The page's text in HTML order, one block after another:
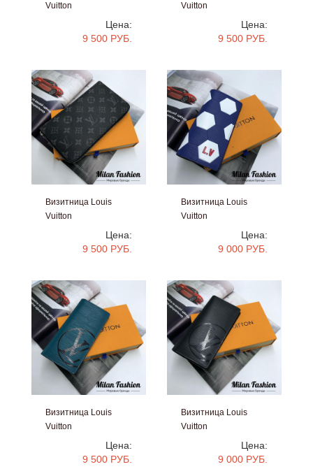
Vuitton
Цена:
9 500 РУБ.
Vuitton
Цена:
9 500 РУБ.
Визитница Louis
Vuitton
Цена:
9 500 РУБ.
Визитница Louis
Vuitton
Цена:
9 000 РУБ.
Визитница Louis
Vuitton
Цена:
9 500 РУБ.
Визитница Louis
Vuitton
Цена:
9 000 РУБ.